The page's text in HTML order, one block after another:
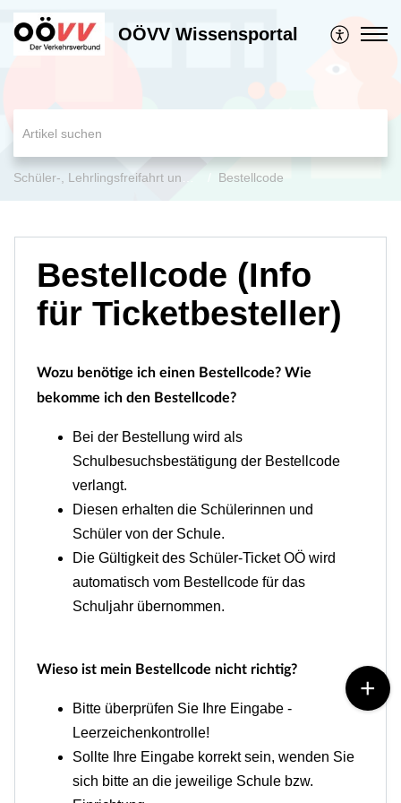
OÖVV Wissensportal
Bestellcode
Bestellcode (Info
für Ticketbesteller)
Wozu benötige ich einen Bestellcode? Wie
bekomme ich den Bestellcode?
Bei der Bestellung wird als
Schulbesuchsbestätigung der Bestellcode
verlangt.
Diesen erhalten die Schülerinnen und
Schüler von der Schule.
Die Gültigkeit des Schüler-Ticket OÖ wird
automatisch vom Bestellcode für das
Schuljahr übernommen.
Wieso ist mein Bestellcode nicht richtig?
Bitte überprüfen Sie Ihre Eingabe -
Leerzeichenkontrolle!
Sollte Ihre Eingabe korrekt sein, wenden Sie
sich bitte an die jeweilige Schule bzw.